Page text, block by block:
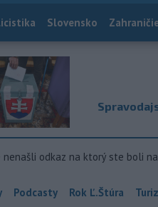
Slovensko
nenašli odkaz na ktorý ste boli
Podcasty Rok Ľ.Štúra